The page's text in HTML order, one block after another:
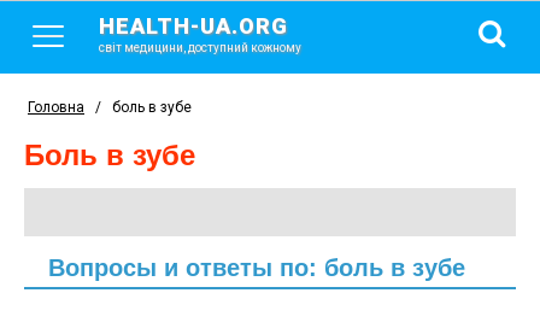
HEALTH-UA.ORG
світ медицини, доступний кожному
Головна / боль в зубе
боль в зубе
Вопросы и ответы по: боль в зубе